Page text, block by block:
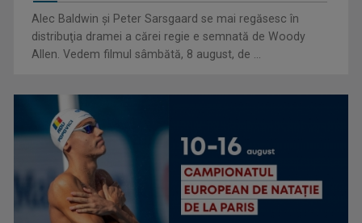
Un reper al cinematografiei mondiale, la TVR Cultural:
„Roma, oraș deschis”
Alec Baldwin şi Peter Sarsgaard se mai regăsesc în
distribuţia dramei a cărei regie e semnată de Woody
Allen. Vedem filmul sâmbătă, 8 august, de ...